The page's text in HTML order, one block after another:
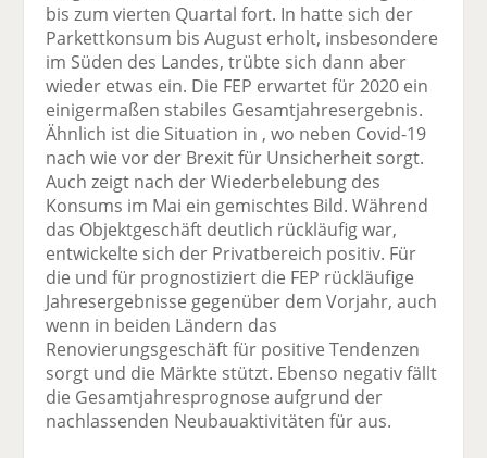
bis zum vierten Quartal fort. In hatte sich der
Parkettkonsum bis August erholt, insbesondere
im Süden des Landes, trübte sich dann aber
wieder etwas ein. Die FEP erwartet für 2020 ein
einigermaßen stabiles Gesamtjahresergebnis.
Ähnlich ist die Situation in , wo neben Covid-19
nach wie vor der Brexit für Unsicherheit sorgt.
Auch zeigt nach der Wiederbelebung des
Konsums im Mai ein gemischtes Bild. Während
das Objektgeschäft deutlich rückläufig war,
entwickelte sich der Privatbereich positiv. Für
die und für prognostiziert die FEP rückläufige
Jahresergebnisse gegenüber dem Vorjahr, auch
wenn in beiden Ländern das
Renovierungsgeschäft für positive Tendenzen
sorgt und die Märkte stützt. Ebenso negativ fällt
die Gesamtjahresprognose aufgrund der
nachlassenden Neubauaktivitäten für aus.